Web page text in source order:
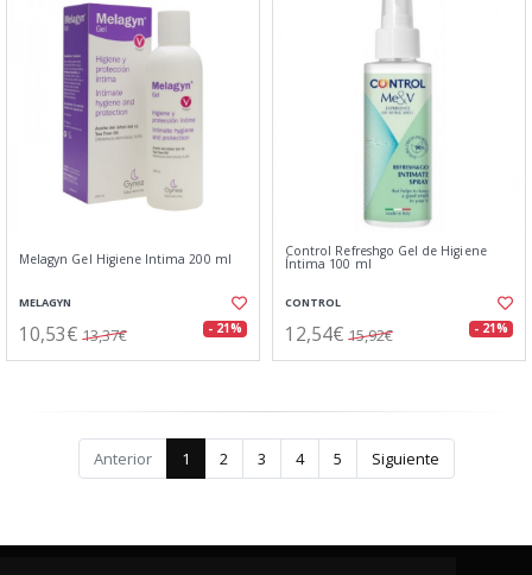
Melagyn Gel Higiene Intima 200 ml
MELAGYN
10,53€ 13,37€ - 21%
Control Refreshgo Gel de Higiene
Íntima 100 ml
CONTROL
12,54€ 15,92€ - 21%
Anterior 1 2 3 4 5 Siguiente